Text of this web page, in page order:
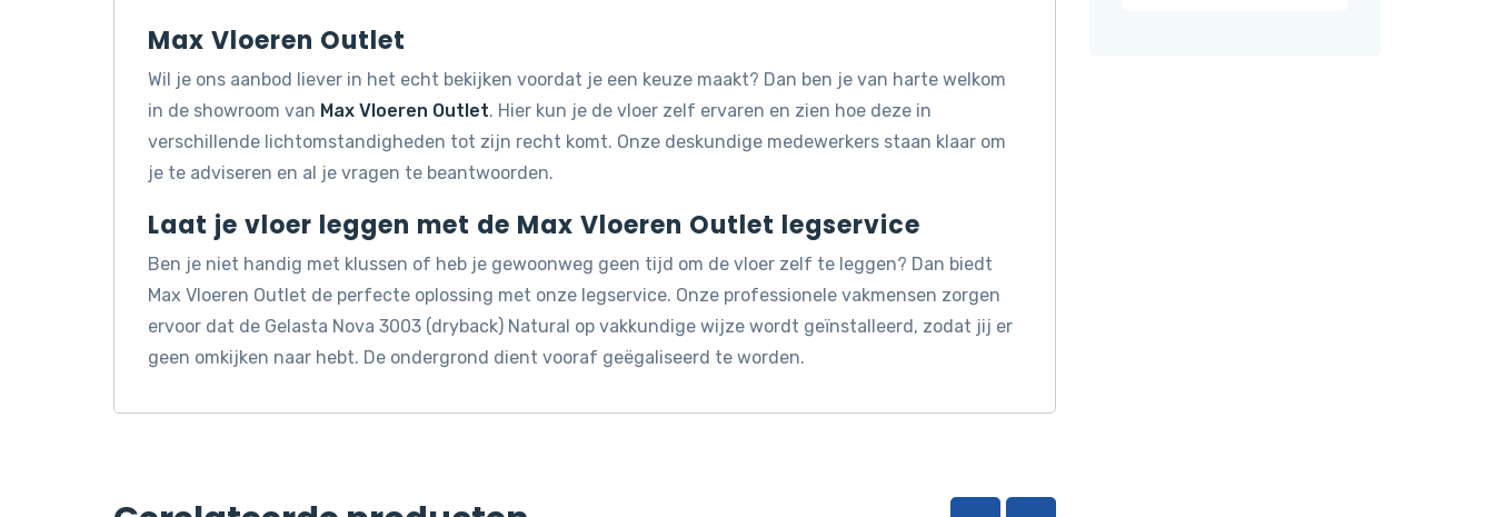
Max Vloeren Outlet
Wil je ons aanbod liever in het echt bekijken voordat je een keuze maakt? Dan ben je van harte welkom
in de showroom van Max Vloeren Outlet. Hier kun je de vloer zelf ervaren en zien hoe deze in
verschillende lichtomstandigheden tot zijn recht komt. Onze deskundige medewerkers staan klaar om
je te adviseren en al je vragen te beantwoorden.
Laat je vloer leggen met de Max Vloeren Outlet legservice
Ben je niet handig met klussen of heb je gewoonweg geen tijd om de vloer zelf te leggen? Dan biedt
Max Vloeren Outlet de perfecte oplossing met onze legservice. Onze professionele vakmensen zorgen
ervoor dat de Gelasta Nova 3003 (dryback) Natural op vakkundige wijze wordt geïnstalleerd, zodat jij er
geen omkijken naar hebt. De ondergrond dient vooraf geëgaliseerd te worden.